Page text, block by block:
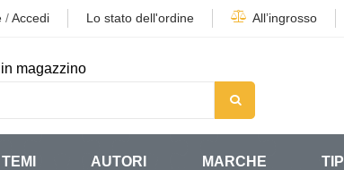
/Accedi Lo stato dell'ordine All’ingrosso
magazzino
TEMI AUTORI MARCHE TIPI